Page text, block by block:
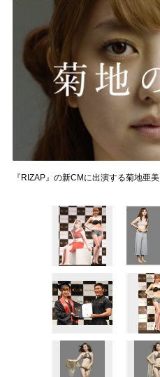
『RIZAP』の新CMに出演する菊地亜美